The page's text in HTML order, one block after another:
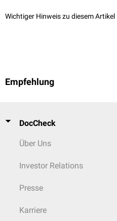
Wichtiger Hinweis zu diesem Artikel
Empfehlung
DocCheck
Über Uns
Investor Relations
Presse
Karriere